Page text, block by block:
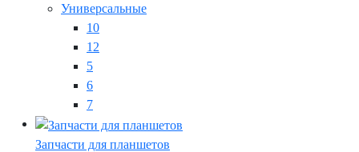
Универсальные
10
12
5
6
7
Запчасти для планшетов